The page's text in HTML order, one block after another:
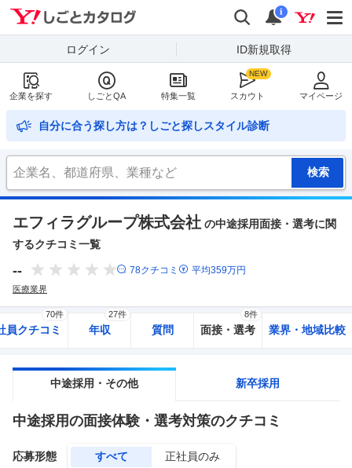
検索
通知
i
ログイン ID新規取得
企業を探す しごとQA 特集一覧 スカウト マイページ
自分に合う探し方は？しごと探しスタイル診断
エフィラグループ株式会社 の中途採用面接・選考に関
するクチコミ一覧
-- 78クチコミ 平均359万円
医療業界
員クチコミ
70件
年収
27件
質問 面接・選考
8件
業界・地域比較
中途採用・その他 新卒採用
中途採用の面接体験・選考対策のクチコミ
応募形態 すべて 正社員のみ